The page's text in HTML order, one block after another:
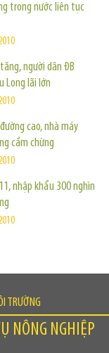
trong nước liên tục
người dân ĐB
Long lãi lớn
cao, nhà máy
cầm chừng
nhập khẩu 300 nghìn
TRƯỜNG
NÔNG NGHIỆP